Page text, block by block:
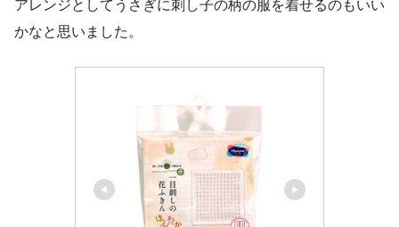
アレンジとしてうさぎに刺し子の柄の服を着せるのもいい
かなと思いました。